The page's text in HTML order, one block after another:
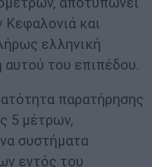
Κεφαλονιά και
ελληνική
του επιπέδου.
παρατήρησης
5 μέτρων,
συστήματα
εντός του